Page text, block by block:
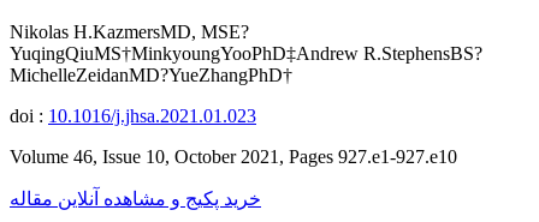
Nikolas H.KazmersMD, MSE?
YuqingQiuMS†MinkyoungYooPhD‡Andrew R.StephensBS?
MichelleZeidanMD?YueZhangPhD†
doi : 10.1016/j.jhsa.2021.01.023
Volume 46, Issue 10, October 2021, Pages 927.e1-927.e10
خرید پکیج و مشاهده آنلاین مقاله